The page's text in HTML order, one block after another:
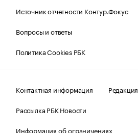
Источник отчетности Контур.Фокус
Вопросы и ответы
Политика Cookies РБК
Контактная информация
Редакция
Рассылка РБК Новости
Информация об ограничениях